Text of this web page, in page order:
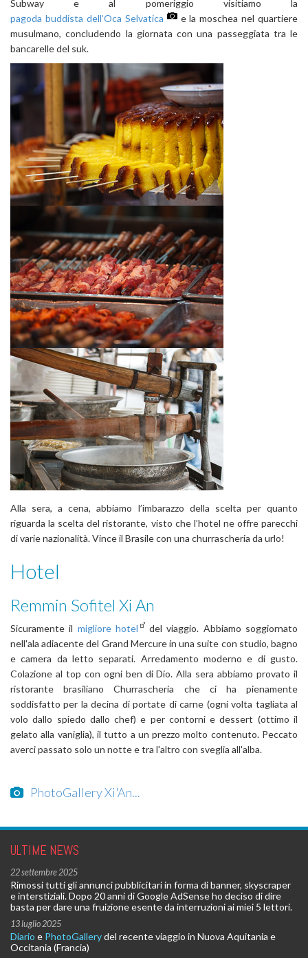
Subway e al pomeriggio visitiamo la
pagoda buddista dell’Oca Selvatica
e la moschea nel quartiere
musulmano, concludendo la giornata con una passeggiata tra le
bancarelle del suk.
Alla sera, a cena, abbiamo l’imbarazzo della scelta per quanto
riguarda la scelta del ristorante, visto che l’hotel ne offre parecchi
di varie nazionalità. Vince il Brasile con una churrascheria da urlo!
Hotel
Remmin Sofitel Xi An
Sicuramente il migliore hotel
del viaggio. Abbiamo soggiornato
nell'ala adiacente del Grand Mercure in una suite con studio, bagno
e camera da letto separati. Arredamento moderno e di gusto.
Colazione al top con ogni ben di Dio. Alla sera abbiamo provato il
ristorante brasiliano Churrascheria che ci ha pienamente
soddisfatto per la decina di portate di carne (ogni volta tagliata al
volo dallo spiedo dallo chef) e per contorni e dessert (ottimo il
gelato alla vaniglia), il tutto a un prezzo molto contenuto. Peccato
averci passato solo un notte e tra l'altro con sveglia all'alba.
PhotoGallery Xi'An...
ULTIME NEWS
22 settembre 2025
Rimossi tutti gli annunci pubblicitari in forma di banner, skyscraper
e interstiziali. Dopo 20 anni di Google AdSense ho deciso di dire
basta per dare una fruizione esente da interruzioni ai miei 5 lettori.
13 luglio 2025
Diario e PhotoGallerydel recente viaggio in Nuova Aquitania e
Occitania (Francia)